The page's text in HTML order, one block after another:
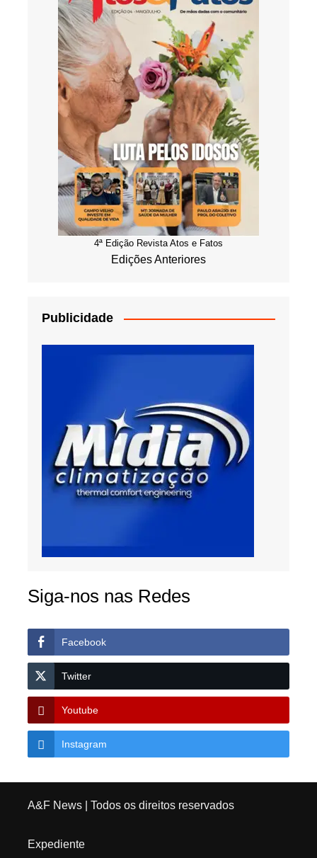
4ª Edição Revista Atos e Fatos
Edições Anteriores
Publicidade
Siga-nos nas Redes
Facebook
Twitter
Youtube
Instagram
A&F News| Todos os direitos reservados
Expediente